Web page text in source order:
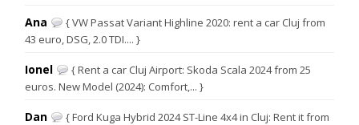
Ana
{ VW Passat Variant Highline 2020: rent a car Cluj from
43 euro, DSG, 2.0 TDI.... }
Ionel
{ Rent a car Cluj Airport: Skoda Scala 2024 from 25
euros. New Model (2024): Comfort,... }
Dan
{ Ford Kuga Hybrid 2024 ST-Line 4x4 in Cluj: Rent it from